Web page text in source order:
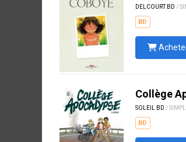
DELCOURT BD /
BD
Collège
SOLEIL BD /
BD